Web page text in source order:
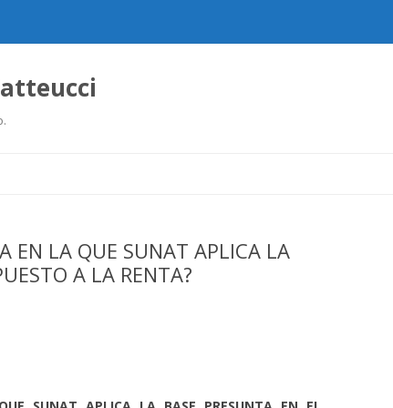
EN LA QUE SUNAT APLICA LA
A LA RENTA?